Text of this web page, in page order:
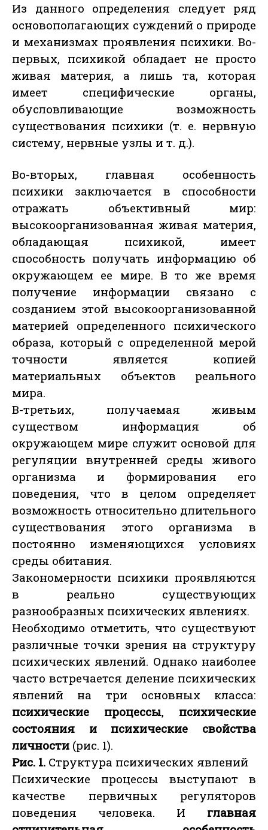
Из данного определения следует ряд
основополагающих суждений о природе
и механизмах проявления психики. Во-
первых, психикой обладает не просто
живая материя, а лишь та, которая
имеет специфические органы,
обусловливающие возможность
существования психики (т. е. нервную
систему, нервные узлы и т. д.).
Во-вторых, главная особенность
психики заключается в способности
отражать объективный мир:
высокоорганизованная живая материя,
обладающая психикой, имеет
способность получать информацию об
окружающем ее мире. В то же время
получение информации связано с
созданием этой высокоорганизованной
материей определенного психического
образа, который с определенной мерой
точности является копией
материальных объектов реального
мира.
В-третьих, получаемая живым
существом информация об
окружающем мире служит основой для
регуляции внутренней среды живого
организма и формирования его
поведения, что в целом определяет
возможность относительно длительного
существования этого организма в
постоянно изменяющихся условиях
среды обитания.
Закономерности психики проявляются
в реально существующих
разнообразных психических явлениях.
Необходимо отметить, что существуют
различные точки зрения на структуру
психических явлений. Однако наиболее
часто встречается деление психических
явлений на три основных класса:
психические процессы, психические
состояния и психические свойства
личности (рис. 1).
Рис. 1. Структура психических явлений
Психические процессы выступают в
качестве первичных регуляторов
поведения человека. И главная